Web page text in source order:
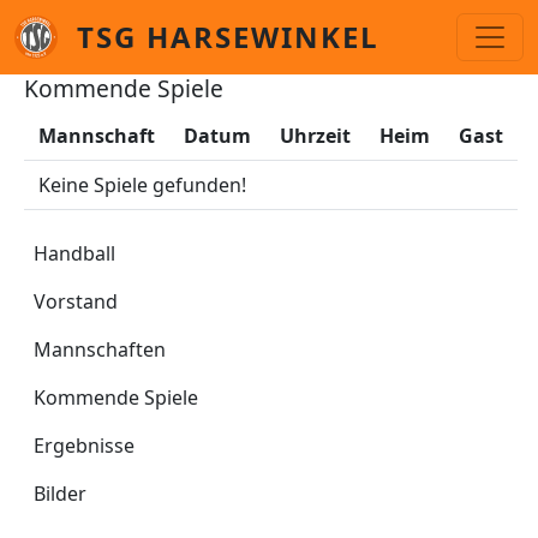
Skip to main content
TSG HARSEWINKEL
Handball
Handball
Vorstand
Mannschaften
Kommende Spiele
Ergebnisse
Bilder
Kommende Spiele
Mannschaft Datum Uhrzeit Heim
Gast
Keine Spiele gefunden!